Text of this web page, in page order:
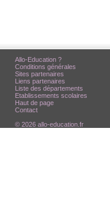
Allo-Education ?
Conditions générales
Sites partenaires
Liens partenaires
Liste des départements
Etablissements scolaires
Haut de page
Contact
© 2026 allo-education.fr